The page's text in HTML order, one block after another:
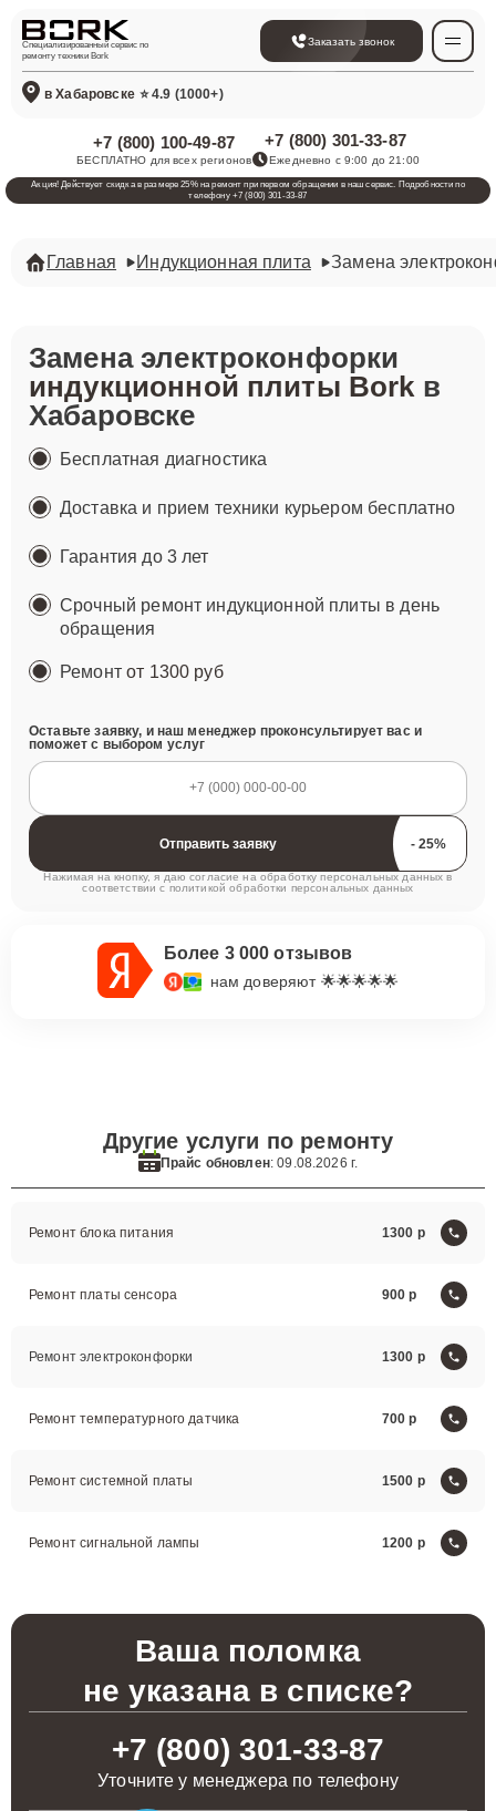
Специализированный сервис по
ремонту техники Bork
Заказать звонок
в Хабаровске ⭐ 4.9 (1000+)
+7 (800) 100-49-87
БЕСПЛАТНО для всех регионов
+7 (800) 301-33-87
Ежедневно с 9:00 до 21:00
Акция! Действует скидка в размере 25% на ремонт при первом обращении в наш сервис. Подробности по
телефону +7 (800) 301-33-87
Главная Индукционная плита Замена
Замена электроконфорки
индукционной плиты Borkв
Хабаровске
Бесплатная диагностика
Доставка и прием техники курьером бесплатно
Гарантия до 3 лет
Срочный ремонт индукционной плиты в день
обращения
Ремонтот 1300 руб
Оставьте заявку, и наш менеджер проконсультирует вас и
поможет с выбором услуг
Отправить заявку
Нажимая на кнопку, я даю согласие на обработку персональных данных в
соответствии с политикой обработки персональных данных
Более 3 000 отзывов
нам доверяют 🌟🌟🌟🌟🌟
Другие услуги по ремонту
Прайс обновлен: 09.08.2026 г.
Ремонт блока питания 1300
Ремонт платы сенсора 900
Ремонт электроконфорки 1300
Ремонт температурного датчика 700
Ремонт системной платы 1500
Ремонт сигнальной лампы 1200
Ваша поломка
не указана в списке?
+7 (800) 301-33-87
Уточните у менеджера по телефону